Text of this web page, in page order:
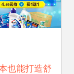
也能打造舒